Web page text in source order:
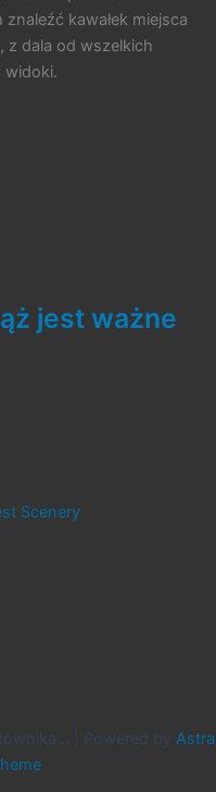
kawałek miejsca
z dala od wszelkich
widoki.
jest ważne
Scenery
| Powered by Astra